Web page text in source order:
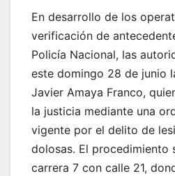
En desarrollo de los
verificación de
Policía Nacional, las
este domingo 28 de junio
Javier Amaya Franco,
la justicia mediante una
vigente por el delito de
dolosas. El procedimiento
carrera 7 con calle 21,